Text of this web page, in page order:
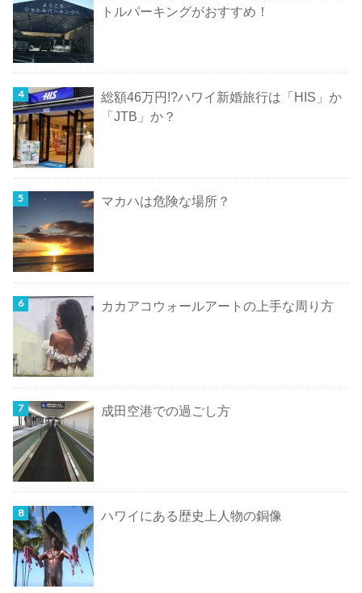
トルパーキングがおすすめ！
総額46万円!?ハワイ新婚旅行は「HIS」か
「JTB」か？
マカハは危険な場所？
カカアコウォールアートの上手な周り方
成田空港での過ごし方
ハワイにある歴史上人物の銅像